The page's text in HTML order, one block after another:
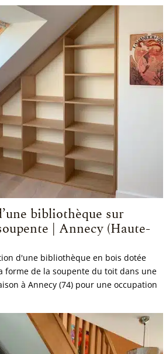
bibliothèque sur
| Annecy (Haute-
d'une bibliothèque en bois dotée
forme de la soupente du toit dans une
à Annecy (74) pour une occupation